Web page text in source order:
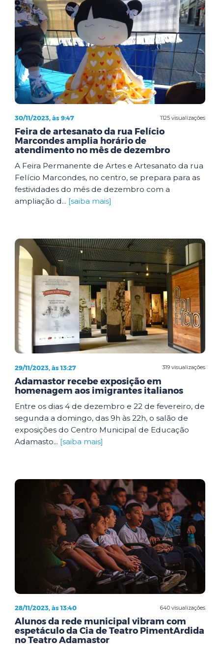
1125 visualizações
30/11/2023, às 9:47
Feira de artesanato da rua Felício
Marcondes amplia horário de
atendimento no mês de dezembro
A Feira Permanente de Artes e Artesanato da rua
Felício Marcondes, no centro, se prepara para as
festividades do mês de dezembro com a
ampliação d... [saiba mais]
319 visualizações
29/11/2023, às 13:27
Adamastor recebe exposição em
homenagem aos imigrantes italianos
Entre os dias 4 de dezembro e 22 de fevereiro, de
segunda a domingo, das 9h às 22h, o salão de
exposições do Centro Municipal de Educação
Adamasto... [saiba mais]
640 visualizações
28/11/2023, às 13:40
Alunos da rede municipal vibram com
espetáculo da Cia de Teatro PimentArdida
no Teatro Adamastor